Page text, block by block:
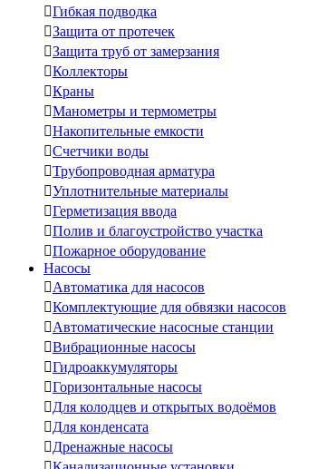
Гибкая подводка
Защита от протечек
Защита труб от замерзания
Коллекторы
Краны
Манометры и термометры
Накопительные емкости
Счетчики воды
Трубопроводная арматура
Уплотнительные материалы
Герметизация ввода
Полив и благоустройство участка
Пожарное оборудование
Насосы
Автоматика для насосов
Комплектующие для обвязки насосов
Автоматические насосные станции
Вибрационные насосы
Гидроаккумуляторы
Горизонтальные насосы
Для колодцев и открытых водоёмов
Для конденсата
Дренажные насосы